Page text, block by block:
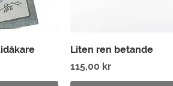
Snabbvisning
Liten ren betande
Pris
115,00 kr